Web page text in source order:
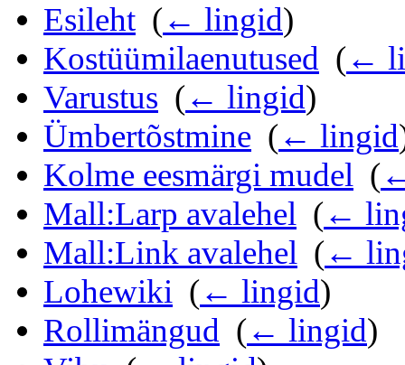
Esileht (← lingid)
Kostüümilaenutused (←
Varustus (← lingid)
Ümbertõstmine (← lingid
Kolme eesmärgi mudel (
Mall:Larp avalehel (←
Mall:Link avalehel (←
Lohewiki (← lingid)
Rollimängud (← lingid)